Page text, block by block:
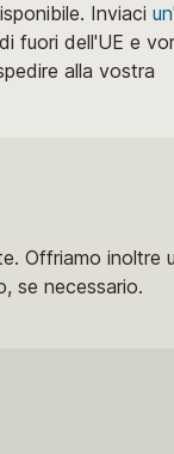
Inviaci
fuori dell'UE e
alla vostra
Offriamo inoltre
se necessario.